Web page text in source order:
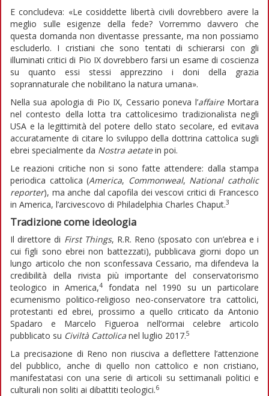
E concludeva: «Le cosiddette libertà civili dovrebbero avere la
meglio sulle esigenze della fede? Vorremmo davvero che
questa domanda non diventasse pressante, ma non possiamo
escluderlo. I cristiani che sono tentati di schierarsi con gli
illuminati critici di Pio IX dovrebbero farsi un esame di coscienza
su quanto essi stessi apprezzino i doni della grazia
soprannaturale che nobilitano la natura umana».
Nella sua apologia di Pio IX, Cessario poneva l’affaireMortara
nel contesto della lotta tra cattolicesimo tradizionalista negli
USA e la legittimità del potere dello stato secolare, ed evitava
accuratamente di citare lo sviluppo della dottrina cattolica sugli
ebrei specialmente da Nostra aetatein poi.
Le reazioni critiche non si sono fatte attendere: dalla stampa
periodica cattolica (America, Commonweal, National catholic
reporter), ma anche dal capofila dei vescovi critici di Francesco
in America, l’arcivescovo di Philadelphia Charles Chaput.3
Tradizione come ideologia
Il direttore di First Things, R.R. Reno (sposato con un’ebrea e i
cui figli sono ebrei non battezzati), pubblicava giorni dopo un
lungo articolo che non sconfessava Cessario, ma difendeva la
credibilità della rivista più importante del conservatorismo
teologico in America,4
fondata nel 1990 su un particolare
ecumenismo politico-religioso neo-conservatore tra cattolici,
protestanti ed ebrei, prossimo a quello criticato da Antonio
Spadaro e Marcelo Figueroa nell’ormai celebre articolo
pubblicato su Civiltà Cattolica nel luglio 2017.5
La precisazione di Reno non riusciva a deflettere l’attenzione
del pubblico, anche di quello non cattolico e non cristiano,
manifestatasi con una serie di articoli su settimanali politici e
culturali non soliti ai dibattiti teologici.6